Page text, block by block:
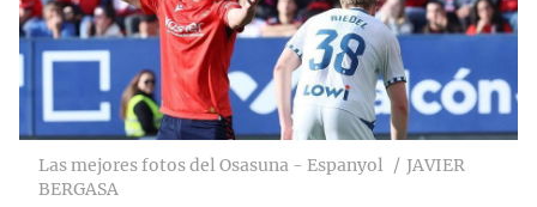
Las mejores fotos del Osasuna - Espanyol
JAVIER
BERGASA